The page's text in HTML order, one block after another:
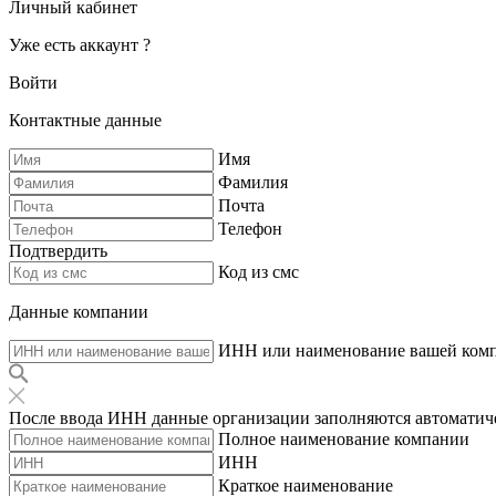
Личный кабинет
Уже есть аккаунт ?
Войти
Контактные данные
Имя
Фамилия
Почта
Телефон
Подтвердить
Код из смс
Данные компании
ИНН или наименование вашей
После ввода ИНН данные организации заполняются
Полное наименование компании
ИНН
Краткое наименование